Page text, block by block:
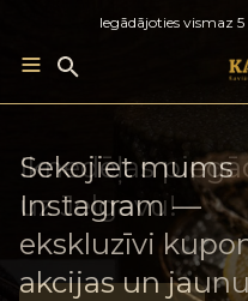
Iegādājoties vismaz
Search
for:
Franču
Gruzijas vīns
Sekojiet mums
Instagram —
ekskluzīvi
akcijas un
Iknedēļas
uz Jelgavu!